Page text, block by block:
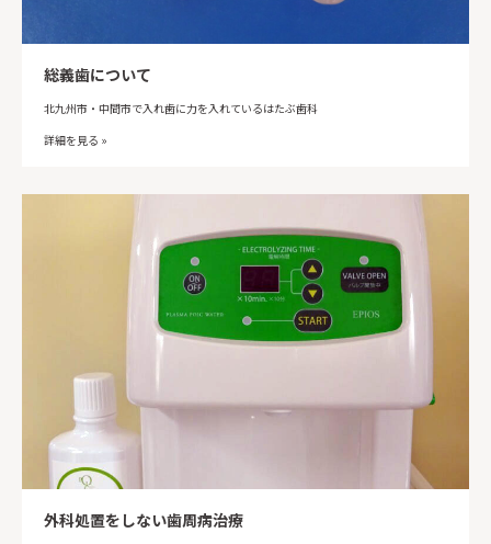
総義歯について
北九州市・中間市で入れ歯に力を入れているはたぶ歯科
詳細を見る »
外科処置をしない歯周病治療